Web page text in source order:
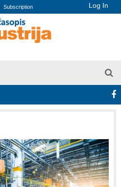
Log In
Subscription